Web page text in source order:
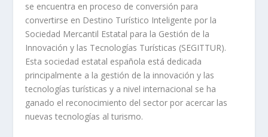
se encuentra en proceso de conversión para
convertirse en Destino Turístico Inteligente por la
Sociedad Mercantil Estatal para la Gestión de la
Innovación y las Tecnologías Turísticas (SEGITTUR).
Esta sociedad estatal española está dedicada
principalmente a la gestión de la innovación y las
tecnologías turísticas y a nivel internacional se ha
ganado el reconocimiento del sector por acercar las
nuevas tecnologías al turismo.